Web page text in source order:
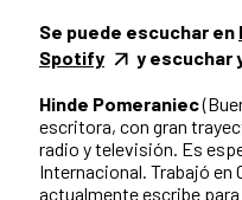
Se puede escuchar en
Spotify
y escuchar
Hinde Pomeraniec
escritora, con gran
radio y televisión. Es
Internacional. Trabajó en
actualmente escribe